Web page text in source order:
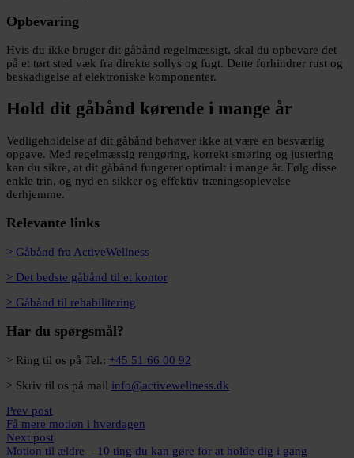
Opbevaring
Hvis du ikke bruger dit gåbånd regelmæssigt, skal du opbevare det
på et tørt sted væk fra direkte sollys og fugt. Dette forhindrer rust og
beskadigelse af elektroniske komponenter.
Hold dit gåbånd kørende i mange år
Vedligeholdelse af dit gåbånd behøver ikke at være en besværlig
opgave. Med regelmæssig rengøring, korrekt smøring og justering
kan du sikre, at dit gåbånd fungerer optimalt i mange år. Følg disse
enkle trin, og nyd en sikker og effektiv træningsoplevelse
derhjemme.
Relevante links
> Gåbånd fra ActiveWellness
> Det bedste gåbånd til et kontor
> Gåbånd til rehabilitering
Har du spørgsmål?
> Ring til os på Tel.: +45 51 66 00 92
> Skriv til os på mail info@activewellness.dk
Prev post
Få mere motion i hverdagen
Next post
Motion til ældre – 10 ting du kan gøre for at holde dig i gang